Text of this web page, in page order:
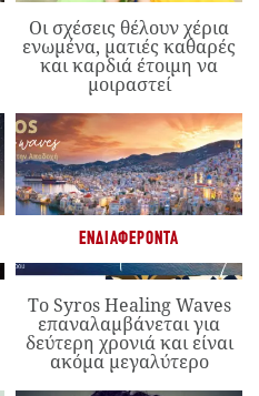
Οι σχέσεις θέλουν χέρια
ενωμένα, ματιές καθαρές
και καρδιά έτοιμη να
μοιραστεί
ΕΝΔΙΑΦΈΡΟΝΤΑ
Το Syros Healing Waves
επαναλαμβάνεται για
δεύτερη χρονιά και είναι
ακόμα μεγαλύτερο